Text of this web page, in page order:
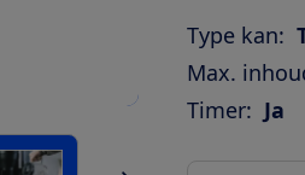
Type kan:
Max.
Timer: Ja